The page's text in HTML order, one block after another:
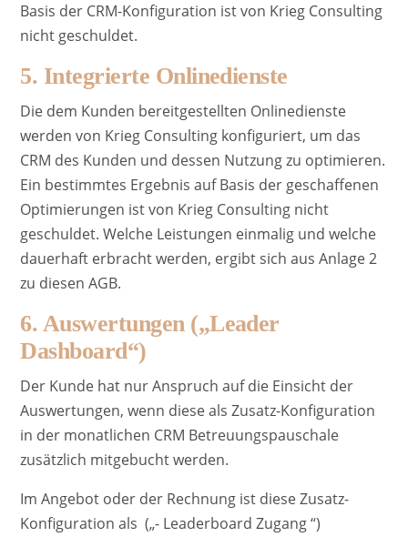
Basis der CRM-Konfiguration ist von Krieg Consulting
nicht geschuldet.
5. Integrierte Onlinedienste
Die dem Kunden bereitgestellten Onlinedienste
werden von Krieg Consulting konfiguriert, um das
CRM des Kunden und dessen Nutzung zu optimieren.
Ein bestimmtes Ergebnis auf Basis der geschaffenen
Optimierungen ist von Krieg Consulting nicht
geschuldet. Welche Leistungen einmalig und welche
dauerhaft erbracht werden, ergibt sich aus Anlage 2
zu diesen AGB.
6. Auswertungen („Leader
Dashboard“)
Der Kunde hat nur Anspruch auf die Einsicht der
Auswertungen, wenn diese als Zusatz-Konfiguration
in der monatlichen CRM Betreuungspauschale
zusätzlich mitgebucht werden.
Im Angebot oder der Rechnung ist diese Zusatz-
Konfiguration als („- Leaderboard Zugang “)